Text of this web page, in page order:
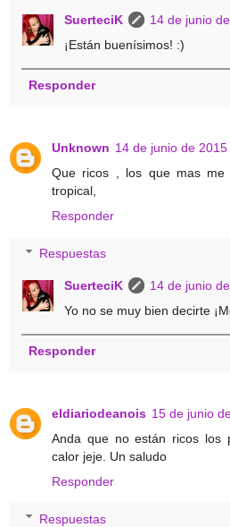
SuerteciK
14 de junio
¡Están buenísimos! :)
Responder
Unknown 14 de junio de
Que ricos , los que mas me
tropical,
Responder
Respuestas
SuerteciK
14 de junio
Yo no se muy bien decirte
Responder
eldiariodeanois 15 de junio
Anda que no están ricos los
calor jeje. Un saludo
Responder
Respuestas